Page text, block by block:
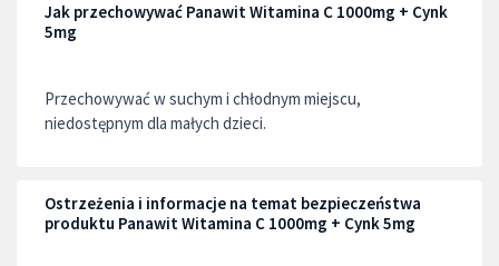
Jak przechowywać Panawit Witamina C 1000mg + Cynk
5mg
Przechowywać w suchym i chłodnym miejscu,
niedostępnym dla małych dzieci.
Ostrzeżenia i informacje na temat bezpieczeństwa
produktu Panawit Witamina C 1000mg + Cynk 5mg